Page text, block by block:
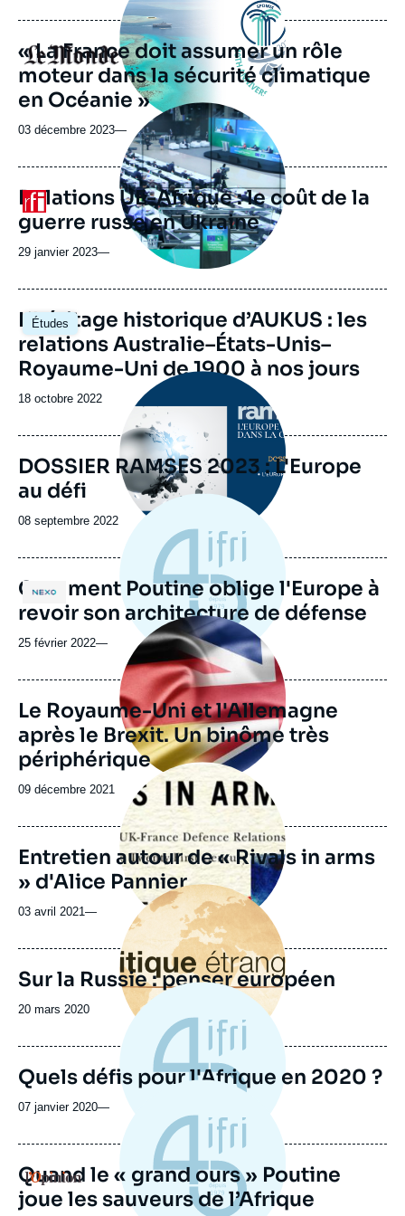
Logo
« La France doit assumer un rôle
moteur dans la sécurité climatique
en Océanie »
03 décembre 2023—
Logo
Image
principale
médiatique
Relations UE-Afrique : le coût de la
guerre russe en Ukraine
29 janvier 2023—
Études
Image
principale
L’héritage historique d’AUKUS : les
relations Australie–États-Unis–
Royaume-Uni de 1900 à nos jours
Date
publication
18 octobre 2022
Image
principale
DOSSIER RAMSES 2023 : L'Europe
au défi
Date
publication
08 septembre 2022
Logo
Comment Poutine oblige l'Europe à
revoir son architecture de défense
25 février 2022—
Image
principale
Le Royaume-Uni et l'Allemagne
après le Brexit. Un binôme très
périphérique
Date
publication
09 décembre 2021
Image
principale
médiatique
Entretien autour de « Rivals in arms
» d'Alice Pannier
03 avril 2021—
Image
principale
Sur la Russie : penser européen
Date
publication
20 mars 2020
Quels défis pour l'Afrique en 2020 ?
07 janvier 2020—
Logo
Quand le « grand ours » Poutine
joue les sauveurs de l’Afrique